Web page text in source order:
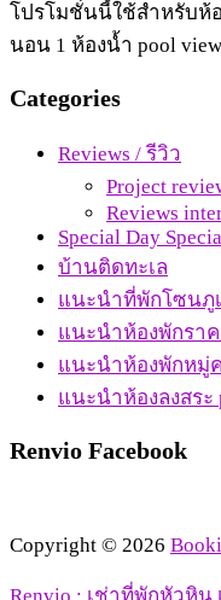
โปรโมชั่นนี้ใช้สำหรับห้อ
นอน 1 ห้องน้ำ pool view
Categories
Reviews / รีวิว
Project
Reviews
Special Day
บ้านติดทะเล
แนะนำที่พักโซนภู
แนะนำห้องพักรา
แนะนำห้องพักหมู่
แนะนำห้องลงสระ
Renvio Facebook
Copyright © 2026